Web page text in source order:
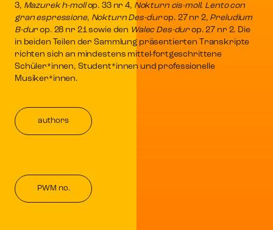
3, Mazurek h-mollop. 33 nr 4, Nokturn cis-moll. Lento con
gran espressione, Nokturn Des-durop. 27 nr 2, Preludium
B-durop. 28 nr 21 sowie den Walec Des-durop. 27 nr 2. Die
in beiden Teilen der Sammlung präsentierten Transkripte
richten sich an mindestens mittel-fortgeschrittene
Schüler*innen, Student*innen und professionelle
Musiker*innen.
authors
PWM no.